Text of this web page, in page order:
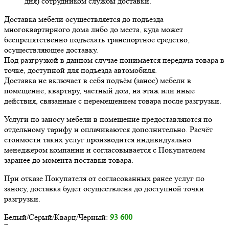
Доставка мебели осуществляется до подъезда
многоквартирного дома либо до места, куда может
беспрепятственно подъехать транспортное средство,
осуществляющее доставку.
Под разгрузкой в данном случае понимается передача товара в
точке, доступной для подъезда автомобиля.
Доставка не включает в себя подъём (занос) мебели в
помещение, квартиру, частный дом, на этаж или иные
действия, связанные с перемещением товара после разгрузки.
Услуги по заносу мебели в помещение предоставляются по
отдельному тарифу и оплачиваются дополнительно. Расчёт
стоимости таких услуг производится индивидуально
менеджером компании и согласовывается с Покупателем
заранее до момента поставки товара.
При отказе Покупателя от согласованных ранее услуг по
заносу, доставка будет осуществлена до доступной точки
разгрузки.
Белый/Серый/Кварц/Черный: 93 600